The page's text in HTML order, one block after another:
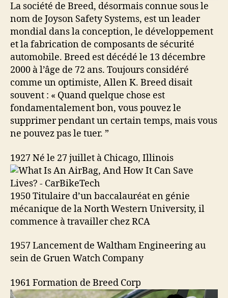
La société de Breed, désormais connue sous le
nom de Joyson Safety Systems, est un leader
mondial dans la conception, le développement
et la fabrication de composants de sécurité
automobile. Breed est décédé le 13 décembre
2000 à l’âge de 72 ans. Toujours considéré
comme un optimiste, Allen K. Breed disait
souvent : « Quand quelque chose est
fondamentalement bon, vous pouvez le
supprimer pendant un certain temps, mais vous
ne pouvez pas le tuer. ”
1927 Né le 27 juillet à Chicago, Illinois
1950 Titulaire d’un baccalauréat en génie
mécanique de la North Western University, il
commence à travailler chez RCA
1957 Lancement de Waltham Engineering au
sein de Gruen Watch Company
1961 Formation de Breed Corp